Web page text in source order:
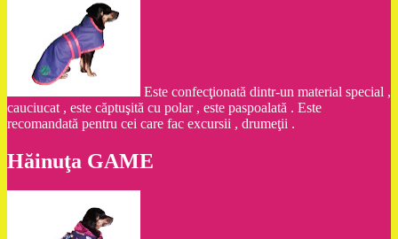
Este confecţionată dintr-un material special ,
cauciucat , este căptuşită cu polar , este paspoalată . Este
recomandată pentru cei care fac excursii , drumeţii .
Hăinuţa GAME